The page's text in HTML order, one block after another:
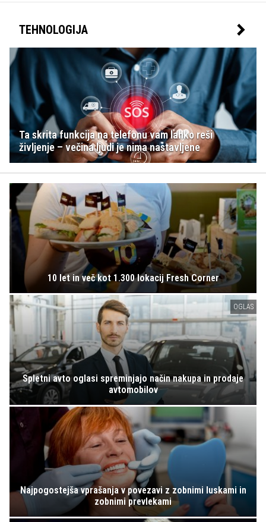
TEHNOLOGIJA
Ta skrita funkcija na telefonu vam lahko reši
življenje – večina ljudi je nima nastavljene
10 let in več kot 1.300 lokacij Fresh Corner
OGLAS
Spletni avto oglasi spreminjajo način nakupa in prodaje
avtomobilov
Najpogostejša vprašanja v povezavi z zobnimi luskami in
zobnimi prevlekami